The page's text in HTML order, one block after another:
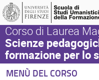
Corso di Laurea
Scienze
formazione per lo
MENÙ DEL CORSO